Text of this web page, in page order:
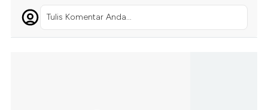
Tulis Komentar Anda...